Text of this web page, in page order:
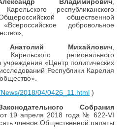
Карельского республиканского
общественной
добровольное
Анатолий Михайлович
Карельского регионального
учреждения «Центр политических
Республики Карелия
2018/04/0426_11.html )
Собрания
19 апреля 2018 года № 622-VI
членов Общественной палаты